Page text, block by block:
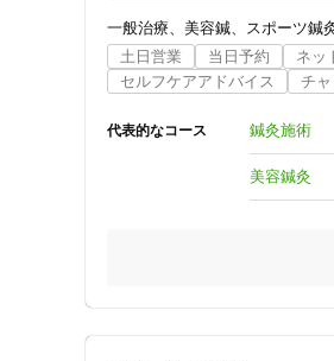
支払いに関す
ツボを鍼や灸で刺激すること
調に効果が期待できます。
また運動中にケガをしていま
ています。
一般治療 美容鍼 スポーツ鍼
土日営業
当日予約 ネッ
セルフケアアドバイス
チ
代表的なコース 鍼灸施術
美容鍼灸